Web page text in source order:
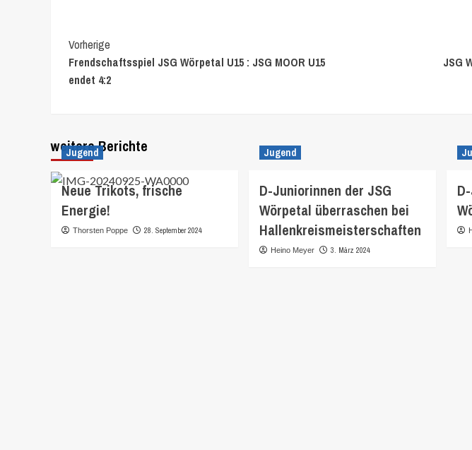
Continue
Reading
Vorherige
Frendschaftsspiel JSG Wörpetal U15 : JSG MOOR U15
endet 4:2
JSG
weitere Berichte
Jugend
Neue Trikots, frische
Energie!
Thorsten Poppe 28. September 2024
Jugend
D-Juniorinnen der JSG
Wörpetal überraschen bei
Hallenkreismeisterschaften
Heino Meyer 3. März 2024